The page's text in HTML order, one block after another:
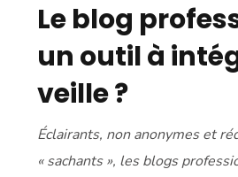
Le blog
un outil à
veille ?
Éclairants, non anonymes et
« sachants », les blogs